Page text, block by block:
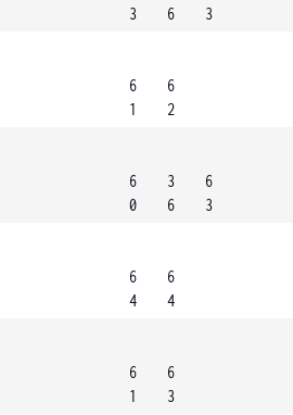
3
6
3
6
1
6
2
6
0
3
6
6
3
6
4
6
4
6
1
6
3